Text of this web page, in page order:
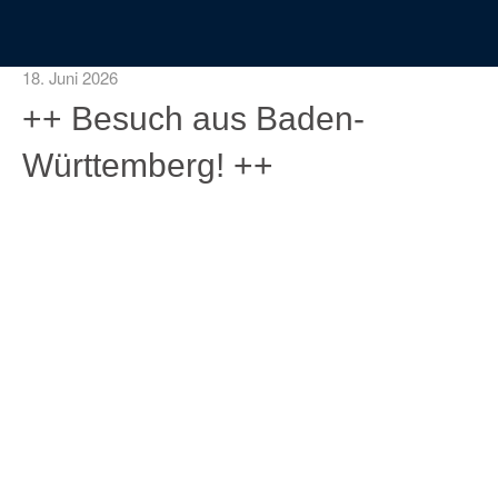
18. Juni 2026
++ Besuch aus Baden-
Württemberg! ++